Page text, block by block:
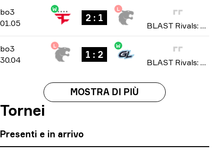
bo3 -bo3
01.05
W
2 : 1
L
BLAST Rivals: Spring 2026
bo3 -bo3
30.04
L
1 : 2
W
BLAST Rivals: Spring 2026
MOSTRA DI PIÙ
Tornei
Presenti e in arrivo